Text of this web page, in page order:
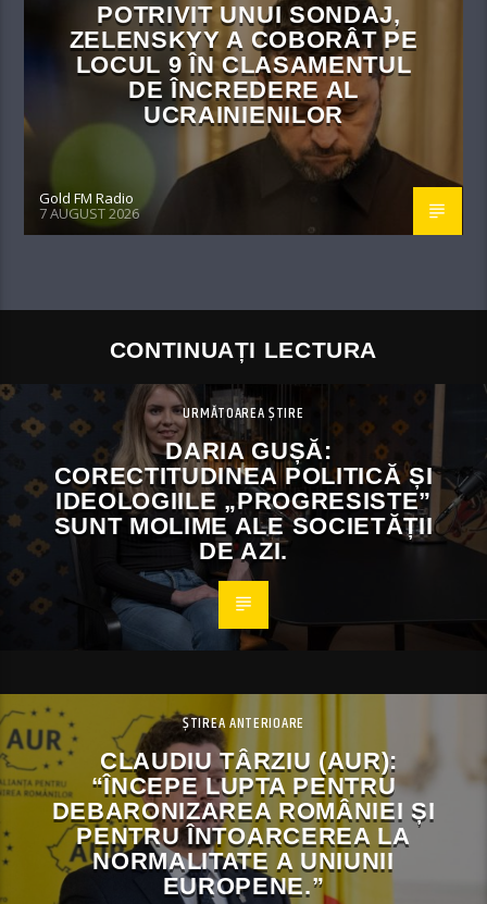
POTRIVIT UNUI SONDAJ,
ZELENSKYY A COBORÂT PE
LOCUL 9 ÎN CLASAMENTUL
DE ÎNCREDERE AL
UCRAINIENILOR
Gold FM Radio
7 AUGUST 2026
CONTINUAȚI LECTURA
URMĂTOAREA ȘTIRE
DARIA GUȘĂ:
CORECTITUDINEA POLITICĂ ȘI
IDEOLOGIILE „PROGRESISTE”
SUNT MOLIME ALE SOCIETĂȚII
DE AZI.
ȘTIREA ANTERIOARE
CLAUDIU TÂRZIU (AUR):
“ÎNCEPE LUPTA PENTRU
DEBARONIZAREA ROMÂNIEI ȘI
PENTRU ÎNTOARCEREA LA
NORMALITATE A UNIUNII
EUROPENE.”